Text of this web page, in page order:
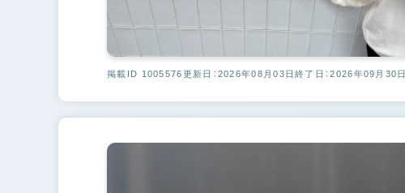
掲載ID 1005576更新日：2026年08月03日終了日：2026年09月30日